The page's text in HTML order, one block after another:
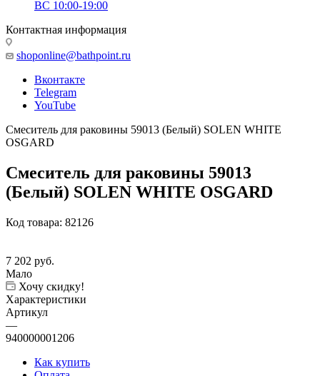
ВС 10:00-19:00
Контактная информация
shoponline@bathpoint.ru
Вконтакте
Telegram
YouTube
Смеситель для раковины 59013 (Белый) SOLEN WHITE
OSGARD
Смеситель для раковины 59013
(Белый) SOLEN WHITE OSGARD
Код товара: 82126
7 202 руб.
Мало
Хочу скидку!
Характеристики
Артикул
—
940000001206
Как купить